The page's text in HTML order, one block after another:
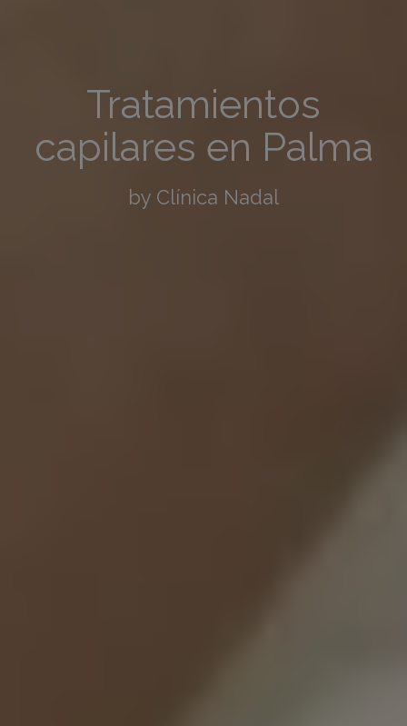
Tratamientos
capilares en Palma
by Clínica Nadal